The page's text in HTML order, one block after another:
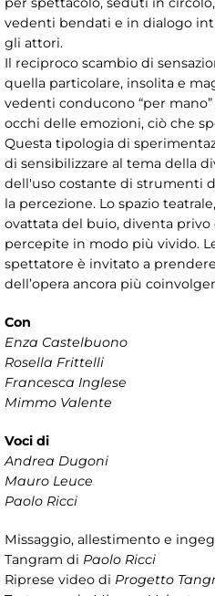
vedenti bendati e in dialogo
gli attori.
Il reciproco scambio di
quella particolare, insolita e
vedenti conducono “per
occhi delle emozioni, ciò che
Questa tipologia di
di sensibilizzare al tema della
dell'uso costante di strumenti
la percezione. Lo spazio
ovattata del buio, diventa
percepite in modo più vivido.
spettatore è invitato a
dell’opera ancora più
Con
Enza Castelbuono
Rosella Frittelli
Francesca Inglese
Mimmo Valente
Voci di
Andrea Dugoni
Mauro Leuce
Paolo Ricci
Missaggio, allestimento e
Tangram di Paolo Ricci
Riprese video di Progetto